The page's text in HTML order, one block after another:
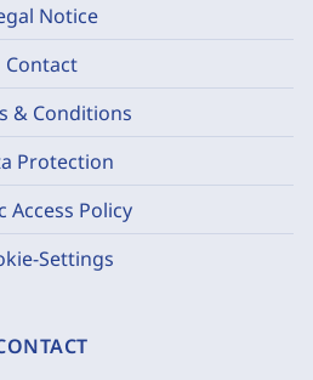
Notice
Contact
& Conditions
Protection
Access Policy
Settings